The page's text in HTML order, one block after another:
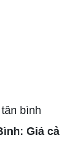
bình
Giá cả